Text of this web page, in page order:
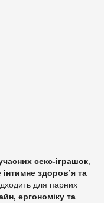
секс‑іграшок,
інтимне здоров’я та
для парних
ергономіку та